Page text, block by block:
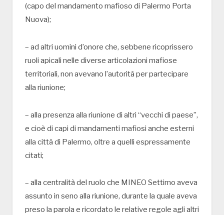
(capo del mandamento mafioso di Palermo Porta
Nuova);
– ad altri uomini d’onore che, sebbene ricoprissero
ruoli apicali nelle diverse articolazioni mafiose
territoriali, non avevano l’autorità per partecipare
alla riunione;
– alla presenza alla riunione di altri “vecchi di paese”,
e cioè di capi di mandamenti mafiosi anche esterni
alla città di Palermo, oltre a quelli espressamente
citati;
– alla centralità del ruolo che MINEO Settimo aveva
assunto in seno alla riunione, durante la quale aveva
preso la parola e ricordato le relative regole agli altri